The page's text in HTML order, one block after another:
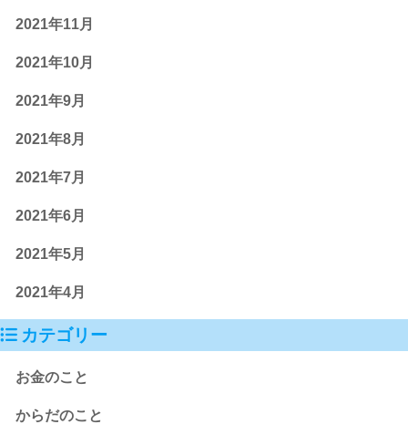
2021年11月
2021年10月
2021年9月
2021年8月
2021年7月
2021年6月
2021年5月
2021年4月
カテゴリー
お金のこと
からだのこと